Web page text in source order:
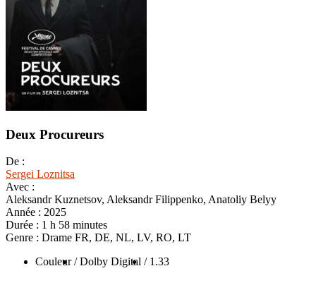
Deux Procureurs
De :
Sergei Loznitsa
Avec :
Aleksandr Kuznetsov, Aleksandr Filippenko, Anatoliy Belyy
Année : 2025
Durée : 1 h 58 minutes
Genre : Drame FR, DE, NL, LV, RO, LT
Couleur / Dolby Digital / 1.33